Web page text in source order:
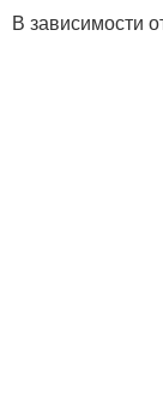
В зависимости